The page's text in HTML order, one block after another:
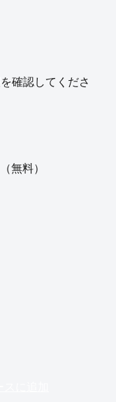
確認してくださ
無料）